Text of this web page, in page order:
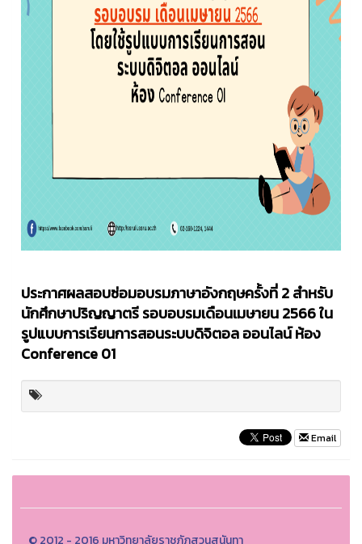
ประกาศผลสอบซ่อมอบรมภาษาอังกฤษครั้งที่ 2 สำหรับ
นักศึกษาปริญญาตรี รอบอบรมเดือนเมษายน 2566 ใน
รูปแบบการเรียนการสอนระบบดิจิตอล ออนไลน์ ห้อง
Conference 01
Email
© 2012 - 2016 มหาวิทยาลัยราชภัฏสวนสุนันทา